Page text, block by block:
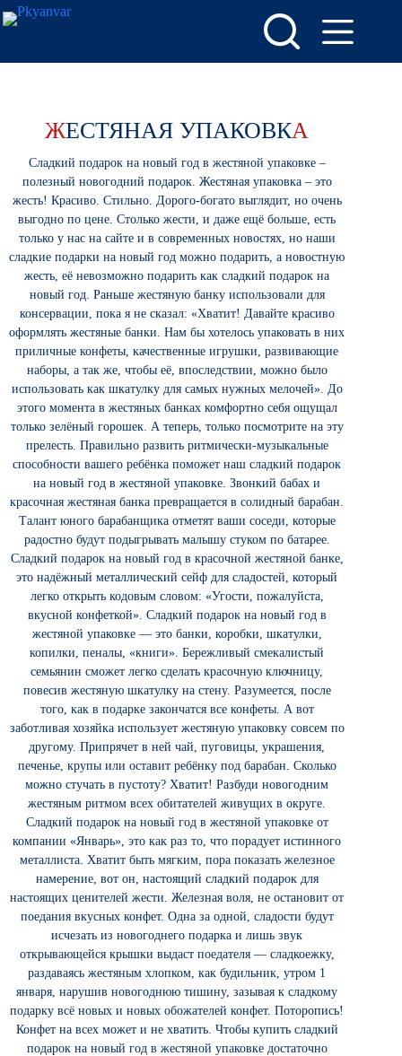
Перейти
к
ЖЕСТЯНАЯ УПАКОВКА
Сладкий подарок на новый год в жестяной упаковке –
полезный новогодний подарок. Жестяная упаковка – это
жесть! Красиво. Стильно. Дорого-богато выглядит, но очень
выгодно по цене. Столько жести, и даже ещё больше, есть
только у нас на сайте и в современных новостях, но наши
сладкие подарки на новый год можно подарить, а новостную
жесть, её невозможно подарить как сладкий подарок на
новый год. Раньше жестяную банку использовали для
консервации, пока я не сказал: «Хватит! Давайте красиво
оформлять жестяные банки. Нам бы хотелось упаковать в них
приличные конфеты, качественные игрушки, развивающие
наборы, а так же, чтобы её, впоследствии, можно было
использовать как шкатулку для самых нужных мелочей». До
этого момента в жестяных банках комфортно себя ощущал
только зелёный горошек. А теперь, только посмотрите на эту
прелесть. Правильно развить ритмически-музыкальные
способности вашего ребёнка поможет наш сладкий подарок
на новый год в жестяной упаковке. Звонкий бабах и
красочная жестяная банка превращается в солидный барабан.
Талант юного барабанщика отметят ваши соседи, которые
радостно будут подыгрывать малышу стуком по батарее.
Сладкий подарок на новый год в красочной жестяной банке,
это надёжный металлический сейф для сладостей, который
легко открыть кодовым словом: «Угости, пожалуйста,
вкусной конфеткой». Сладкий подарок на новый год в
жестяной упаковке — это банки, коробки, шкатулки,
копилки, пеналы, «книги». Бережливый смекалистый
семьянин сможет легко сделать красочную ключницу,
повесив жестяную шкатулку на стену. Разумеется, после
того, как в подарке закончатся все конфеты. А вот
заботливая хозяйка использует жестяную упаковку совсем по
другому. Припрячет в ней чай, пуговицы, украшения,
печенье, крупы или оставит ребёнку под барабан. Сколько
можно стучать в пустоту? Хватит! Разбуди новогодним
жестяным ритмом всех обитателей живущих в округе.
Сладкий подарок на новый год в жестяной упаковке от
компании «Январь», это как раз то, что порадует истинного
металлиста. Хватит быть мягким, пора показать железное
намерение, вот он, настоящий сладкий подарок для
настоящих ценителей жести. Железная воля, не остановит от
поедания вкусных конфет. Одна за одной, сладости будут
исчезать из новогоднего подарка и лишь звук
открывающейся крышки выдаст поедателя — сладкоежку,
раздаваясь жестяным хлопком, как будильник, утром 1
января, нарушив новогоднюю тишину, зазывая к сладкому
подарку всё новых и новых обожателей конфет. Поторопись!
Конфет на всех может и не хватить. Чтобы купить сладкий
подарок на новый год в жестяной упаковке достаточно